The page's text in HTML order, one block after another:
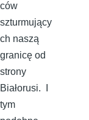
ców
szturmujący
ch naszą
granicę od
strony
Białorusi. I
tym